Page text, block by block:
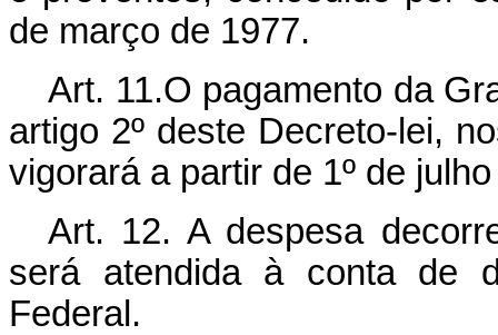
de março de 1977.
Art. 11.O pagamento da
artigo 2º deste Decreto-lei,
vigorará a partir de 1º de
Art. 12. A despesa
será atendida à conta de
Federal.